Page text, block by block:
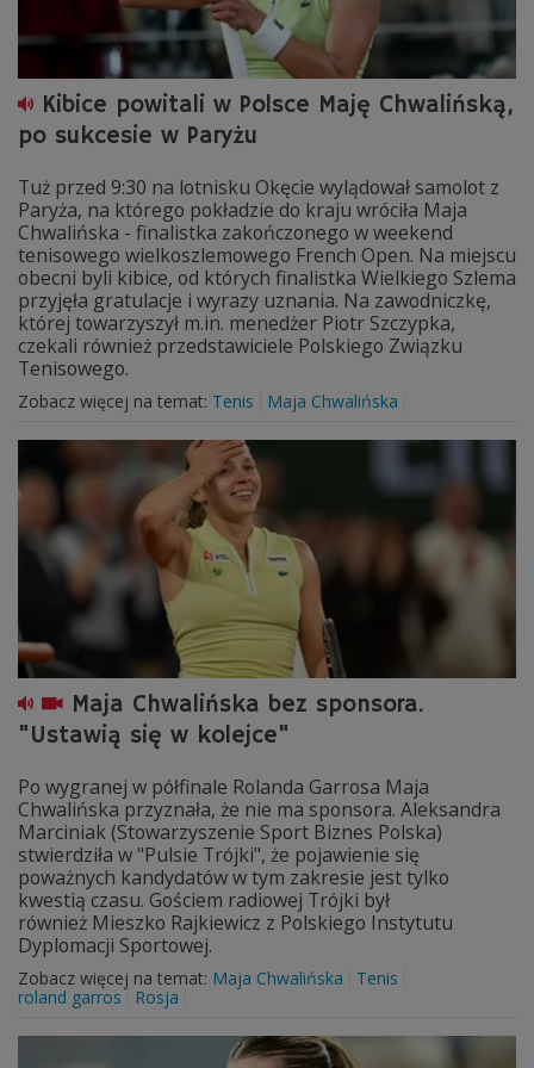
Kibice powitali w Polsce Maję Chwalińską,
po sukcesie w Paryżu
Tuż przed 9:30 na lotnisku Okęcie wylądował samolot z
Paryża, na którego pokładzie do kraju wróciła Maja
Chwalińska - finalistka zakończonego w weekend
tenisowego wielkoszlemowego French Open. Na miejscu
obecni byli kibice, od których finalistka Wielkiego Szlema
przyjęła gratulacje i wyrazy uznania. Na zawodniczkę,
której towarzyszył m.in. menedżer Piotr Szczypka,
czekali również przedstawiciele Polskiego Związku
Tenisowego.
Zobacz więcej na temat: Tenis Maja Chwalińska
Maja Chwalińska bez sponsora.
"Ustawią się w kolejce"
Po wygranej w półfinale Rolanda Garrosa Maja
Chwalińska przyznała, że nie ma sponsora. Aleksandra
Marciniak (Stowarzyszenie Sport Biznes Polska)
stwierdziła w "Pulsie Trójki", że pojawienie się
poważnych kandydatów w tym zakresie jest tylko
kwestią czasu. Gościem radiowej Trójki był
również Mieszko Rajkiewicz z Polskiego Instytutu
Dyplomacji Sportowej.
Zobacz więcej na temat: Maja Chwalińska
Tenis
roland garros
Rosja